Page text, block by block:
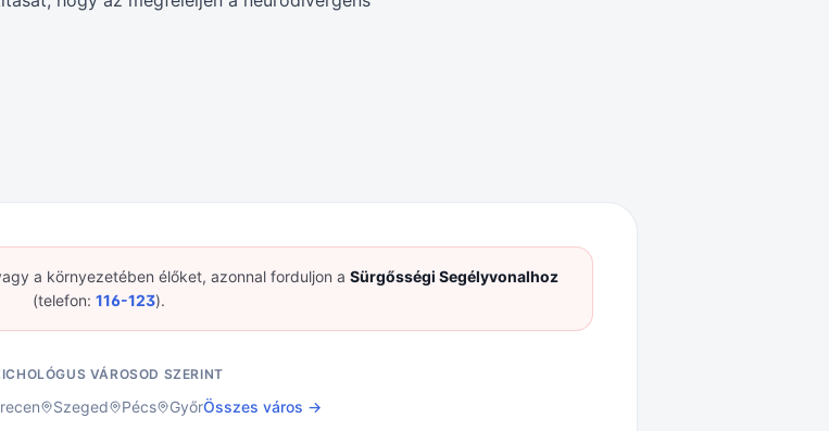
a környezetében élőket, azonnal forduljon a Sürgősségi Segélyvonalhoz
(telefon: 116-123).
VÁROSOD SZERINT
Szeged Pécs GyőrÖsszes város →